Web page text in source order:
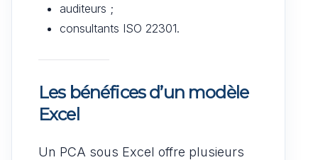
auditeurs ;
consultants ISO 22301.
Les bénéfices d’un modèle
Excel
Un PCA sous Excel offre plusieurs